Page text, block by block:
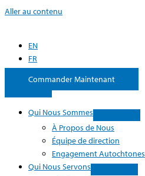
Aller au contenu
EN
FR
Commander Maintenant
Qui Nous Sommes
À Propos de Nous
Équipe de direction
Engagement Autochtones
Qui Nous Servons